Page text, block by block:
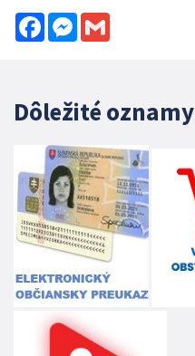
FacebookMessenger
Dôležité oznamy